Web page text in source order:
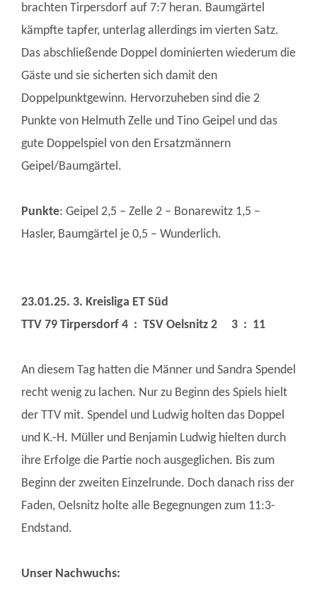
brachten Tirpersdorf auf 7:7 heran. Baumgärtel
kämpfte tapfer, unterlag allerdings im vierten Satz.
Das abschließende Doppel dominierten wiederum die
Gäste und sie sicherten sich damit den
Doppelpunktgewinn. Hervorzuheben sind die 2
Punkte von Helmuth Zelle und Tino Geipel und das
gute Doppelspiel von den Ersatzmännern
Geipel/Baumgärtel.
Punkte: Geipel 2,5 – Zelle 2 – Bonarewitz 1,5 –
Hasler, Baumgärtel je 0,5 – Wunderlich.
23.01.25. 3. Kreisliga ET Süd
TTV 79 Tirpersdorf 4 : TSV Oelsnitz 2 3 : 11
An diesem Tag hatten die Männer und Sandra Spendel
recht wenig zu lachen. Nur zu Beginn des Spiels hielt
der TTV mit. Spendel und Ludwig holten das Doppel
und K.-H. Müller und Benjamin Ludwig hielten durch
ihre Erfolge die Partie noch ausgeglichen. Bis zum
Beginn der zweiten Einzelrunde. Doch danach riss der
Faden, Oelsnitz holte alle Begegnungen zum 11:3-
Endstand.
Unser Nachwuchs: